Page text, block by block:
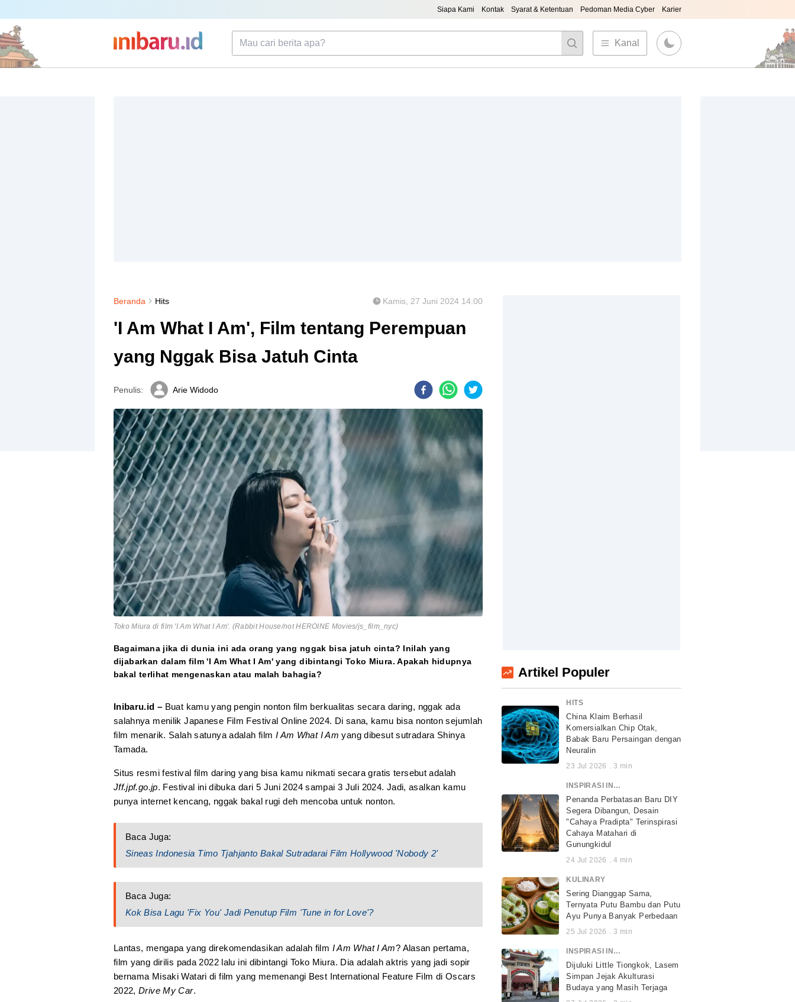
Siapa Kami Kontak Syarat & Ketentuan Pedoman Media Cyber Karier
Kanal
Beranda Hits Kamis, 27 Juni 2024 14:00
'I Am What I Am', Film tentang Perempuan
yang Nggak Bisa Jatuh Cinta
Penulis: Arie Widodo
Toko Miura di film 'I Am What I Am'. (Rabbit House/not HEROINE Movies/js_film_nyc)
Bagaimana jika di dunia ini ada orang yang nggak bisa jatuh cinta? Inilah yang
dijabarkan dalam film 'I Am What I Am' yang dibintangi Toko Miura. Apakah hidupnya
bakal terlihat mengenaskan atau malah bahagia?
Inibaru.id – Buat kamu yang pengin nonton film berkualitas secara daring, nggak ada
salahnya menilik Japanese Film Festival Online 2024. Di sana, kamu bisa nonton sejumlah
film menarik. Salah satunya adalah film I Am What I Am yang dibesut sutradara Shinya
Tamada.
Situs resmi festival film daring yang bisa kamu nikmati secara gratis tersebut adalah
Jff.jpf.go.jp. Festival ini dibuka dari 5 Juni 2024 sampai 3 Juli 2024. Jadi, asalkan kamu
punya internet kencang, nggak bakal rugi deh mencoba untuk nonton.
Baca Juga:
Sineas Indonesia Timo Tjahjanto Bakal Sutradarai Film Hollywood 'Nobody 2'
Baca Juga:
Kok Bisa Lagu 'Fix You' Jadi Penutup Film 'Tune in for Love'?
Lantas, mengapa yang direkomendasikan adalah film I Am What I Am? Alasan pertama,
film yang dirilis pada 2022 lalu ini dibintangi Toko Miura. Dia adalah aktris yang jadi sopir
bernama Misaki Watari di film yang memenangi Best International Feature Film di Oscars
2022,Drive My Car.
Artikel Populer
HITS
China Klaim Berhasil
Komersialkan Chip Otak,
Babak Baru Persaingan dengan
Neuralin
23 Jul 2026 . 3 min
INSPIRASI INDONESIA
Penanda Perbatasan Baru DIY
Segera Dibangun, Desain
"Cahaya Pradipta" Terinspirasi
Cahaya Matahari di
Gunungkidul
24 Jul 2026 . 4 min
KULINARY
Sering Dianggap Sama,
Ternyata Putu Bambu dan Putu
Ayu Punya Banyak Perbedaan
25 Jul 2026 . 3 min
INSPIRASI INDONESIA
Dijuluki Little Tiongkok, Lasem
Simpan Jejak Akulturasi
Budaya yang Masih Terjaga